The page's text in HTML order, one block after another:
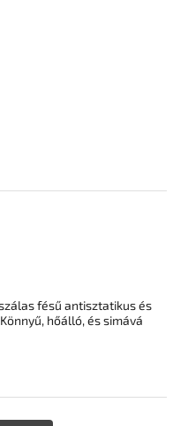
fésű antisztatikus és
hőálló, és simává